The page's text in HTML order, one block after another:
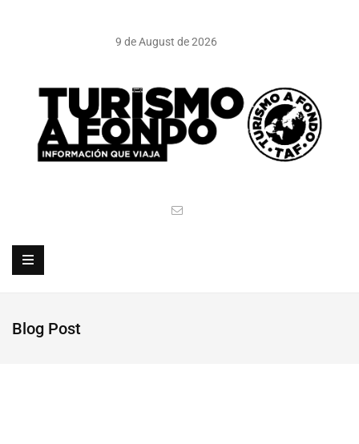
9 de August de 2026
Blog Post